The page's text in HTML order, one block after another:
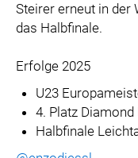
Steirer erneut in der
das Halbfinale.
Erfolge 2025
U23
4. Platz
Halbfinale